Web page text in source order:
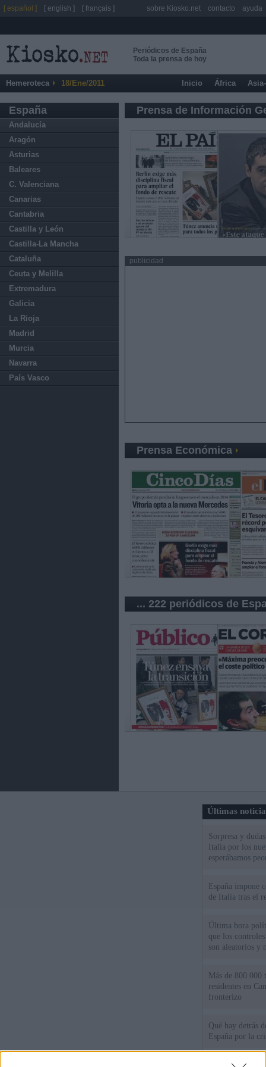
Periódicos de España
Toda la prensa de hoy
Hemeroteca 18/Ene/2011 Inicio África
España
Andalucía
Aragón
Asturias
Baleares
C. Valenciana
Canarias
Cantabria
Castilla y León
Castilla-La Mancha
Cataluña
Ceuta y Melilla
Extremadura
Galicia
La Rioja
Madrid
Murcia
Navarra
País Vasco
Prensa de Información
publicidad
Prensa Económica
... 222 periódicos de
Últimas
Sorpresa y
Italia por los
esperábamos
España impone
de Italia tras el
Última hora
que los
son aleatorios y
Más de 800.000
residentes en
fronterizo
Qué hay detrás
España por la
Sira Rego: "Es
[ español ] [ english ] [ français ] sobre Kiosko.net contacto ayuda